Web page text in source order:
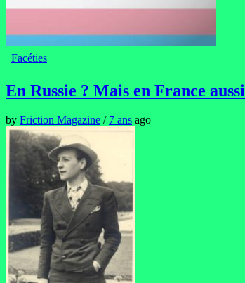
Facéties
En Russie ? Mais en France aussi
by Friction Magazine / 7 ans ago